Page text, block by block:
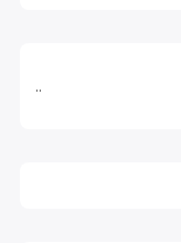
..